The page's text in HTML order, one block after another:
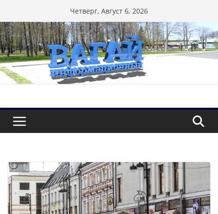
к
содержимому
Четверг, Август 6, 2026